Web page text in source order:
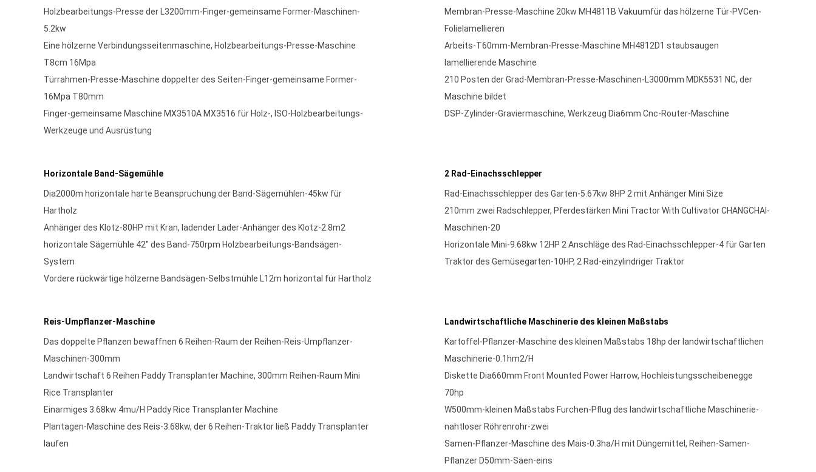
Holzbearbeitungs-Presse der L3200mm-Finger-gemeinsame Former-Maschinen-
5.2kw
Eine hölzerne Verbindungsseitenmaschine, Holzbearbeitungs-Presse-Maschine
T8cm 16Mpa
Türrahmen-Presse-Maschine doppelter des Seiten-Finger-gemeinsame Former-
16Mpa T80mm
Finger-gemeinsame Maschine MX3510A MX3516 für Holz-, ISO-Holzbearbeitungs-
Werkzeuge und Ausrüstung
Membran-Presse-Maschine 20kw MH4811B Vakuumfür das hölzerne Tür-PVCen-
Folielamellieren
Arbeits-T60mm-Membran-Presse-Maschine MH4812D1 staubsaugen
lamellierende Maschine
210 Posten der Grad-Membran-Presse-Maschinen-L3000mm MDK5531 NC, der
Maschine bildet
DSP-Zylinder-Graviermaschine, Werkzeug Dia6mm Cnc-Router-Maschine
Horizontale Band-Sägemühle
Dia2000m horizontale harte Beanspruchung der Band-Sägemühlen-45kw für
Hartholz
Anhänger des Klotz-80HP mit Kran, ladender Lader-Anhänger des Klotz-2.8m2
horizontale Sägemühle 42" des Band-750rpm Holzbearbeitungs-Bandsägen-
System
Vordere rückwärtige hölzerne Bandsägen-Selbstmühle L12m horizontal für Hartholz
2 Rad-Einachsschlepper
Rad-Einachsschlepper des Garten-5.67kw 8HP 2 mit Anhänger Mini Size
210mm zwei Radschlepper, Pferdestärken Mini Tractor With Cultivator CHANGCHAI-
Maschinen-20
Horizontale Mini-9.68kw 12HP 2 Anschläge des Rad-Einachsschlepper-4 für Garten
Traktor des Gemüsegarten-10HP, 2 Rad-einzylindriger Traktor
Reis-Umpflanzer-Maschine
Das doppelte Pflanzen bewaffnen 6 Reihen-Raum der Reihen-Reis-Umpflanzer-
Maschinen-300mm
Landwirtschaft 6 Reihen Paddy Transplanter Machine, 300mm Reihen-Raum Mini
Rice Transplanter
Einarmiges 3.68kw 4mu/H Paddy Rice Transplanter Machine
Plantagen-Maschine des Reis-3.68kw, der 6 Reihen-Traktor ließ Paddy Transplanter
laufen
Landwirtschaftliche Maschinerie des kleinen Maßstabs
Kartoffel-Pflanzer-Maschine des kleinen Maßstabs 18hp der landwirtschaftlichen
Maschinerie-0.1hm2/H
Diskette Dia660mm Front Mounted Power Harrow, Hochleistungsscheibenegge
70hp
W500mm-kleinen Maßstabs Furchen-Pflug des landwirtschaftliche Maschinerie-
nahtloser Röhrenrohr-zwei
Samen-Pflanzer-Maschine des Mais-0.3ha/H mit Düngemittel, Reihen-Samen-
Pflanzer D50mm-Säen-eins